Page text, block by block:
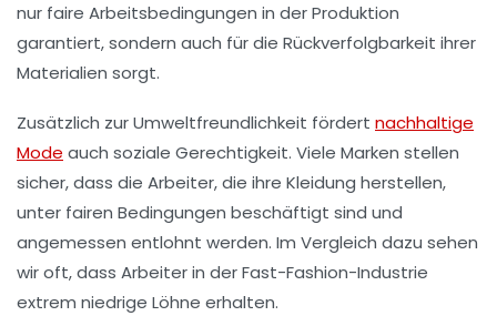
nur faire Arbeitsbedingungen in der Produktion
garantiert, sondern auch für die Rückverfolgbarkeit ihrer
Materialien sorgt.
Zusätzlich zur Umweltfreundlichkeit fördert nachhaltige
Mode auch soziale Gerechtigkeit. Viele Marken stellen
sicher, dass die Arbeiter, die ihre Kleidung herstellen,
unter fairen Bedingungen beschäftigt sind und
angemessen entlohnt werden. Im Vergleich dazu sehen
wir oft, dass Arbeiter in der Fast-Fashion-Industrie
extrem niedrige Löhne erhalten.